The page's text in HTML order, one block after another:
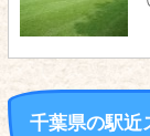
千葉県の駅近